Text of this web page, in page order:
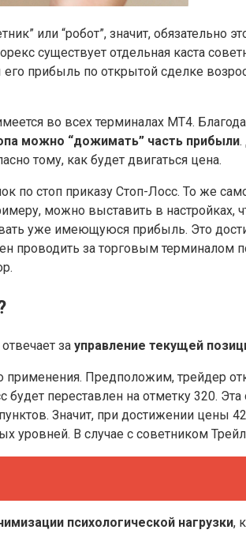
или “робот”, значит, обязательно
существует отдельная каста
прибыль по открытой сделке
во всех терминалах МТ4.
можно “дожимать” часть прибыли
тому, как будет двигаться цена.
по стоп приказу Стоп-Лосс. То же
можно выставить в настройках,
уже имеющуюся прибыль. Это
проводить за торговым терминалом
за управление текущей
Предположим, трейдер
переставлен на отметку 320.
Значит, при достижении цены
В случае с советником
психологической нагрузки,